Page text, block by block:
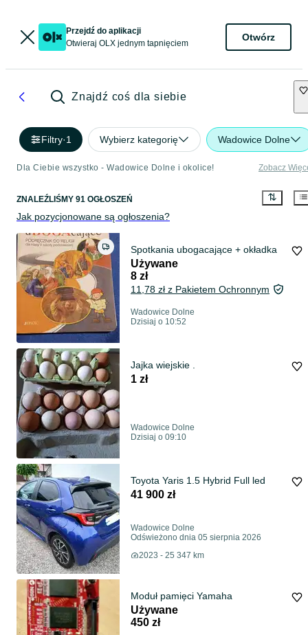
Przejdź do aplikacji
Otwieraj OLX jednym tapnięciem
Otwórz
Znajdź coś dla siebie
Filtry·1 Wybierz kategorię Wadowice Dolne
Dla Ciebie wszystko - Wadowice Dolne i okolice! Zobacz
ZNALEŹLIŚMY 91 OGŁOSZEŃ
Jak pozycjonowane są ogłoszenia?
Spotkania ubogacające + okładka
Używane
8 zł
11,78 zł z Pakietem Ochronnym
Wadowice Dolne
Dzisiaj o 10:52
Jajka wiejskie .
1 zł
Wadowice Dolne
Dzisiaj o 09:10
Toyota Yaris 1.5 Hybrid Full led
41 900 zł
Wadowice Dolne
Odświeżono dnia 05 sierpnia 2026
2023 - 25 347 km
Moduł pamięci Yamaha
Używane
450 zł